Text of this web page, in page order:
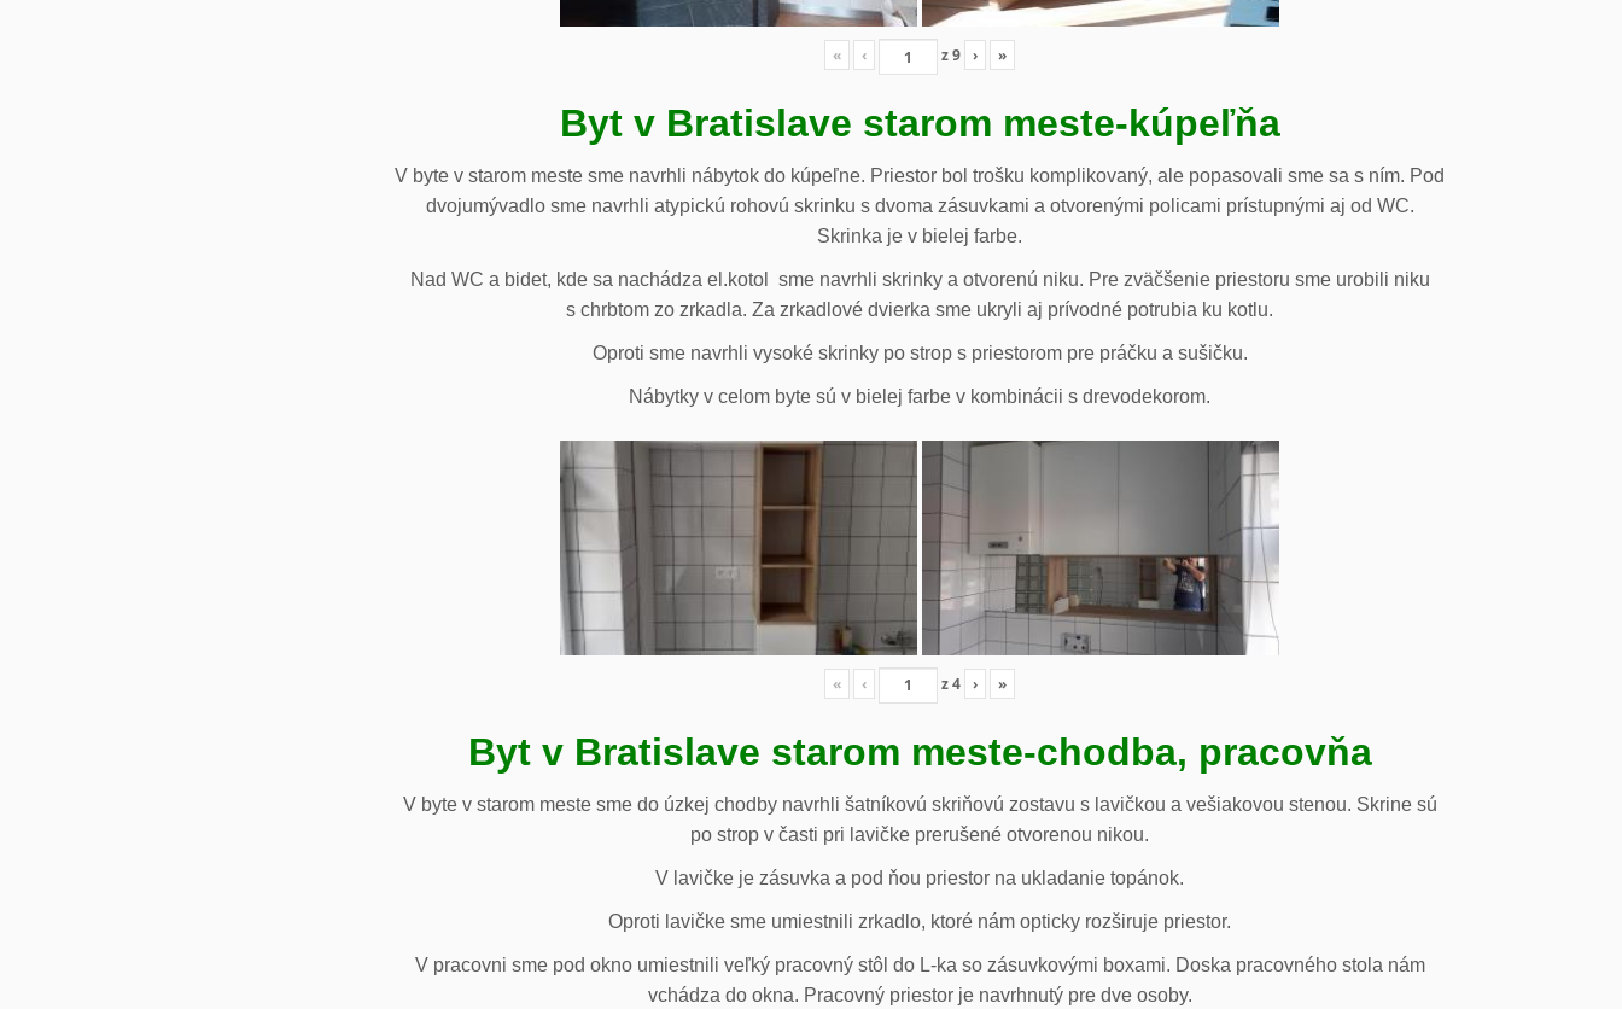
« ‹ z9 › »
Byt v Bratislave starom meste-kúpeľňa
V byte v starom meste sme navrhli nábytok do kúpeľne. Priestor bol trošku komplikovaný, ale popasovali sme sa s ním. Pod
dvojumývadlo sme navrhli atypickú rohovú skrinku s dvoma zásuvkami a otvorenými policami prístupnými aj od WC.
Skrinka je v bielej farbe.
Nad WC a bidet, kde sa nachádza el.kotol sme navrhli skrinky a otvorenú niku. Pre zväčšenie priestoru sme urobili niku
s chrbtom zo zrkadla. Za zrkadlové dvierka sme ukryli aj prívodné potrubia ku kotlu.
Oproti sme navrhli vysoké skrinky po strop s priestorom pre práčku a sušičku.
Nábytky v celom byte sú v bielej farbe v kombinácii s drevodekorom.
« ‹ z4 › »
Byt v Bratislave starom meste-chodba, pracovňa
V byte v starom meste sme do úzkej chodby navrhli šatníkovú skriňovú zostavu s lavičkou a vešiakovou stenou. Skrine sú
po strop v časti pri lavičke prerušené otvorenou nikou.
V lavičke je zásuvka a pod ňou priestor na ukladanie topánok.
Oproti lavičke sme umiestnili zrkadlo, ktoré nám opticky rozširuje priestor.
V pracovni sme pod okno umiestnili veľký pracovný stôl do L-ka so zásuvkovými boxami. Doska pracovného stola nám
vchádza do okna. Pracovný priestor je navrhnutý pre dve osoby.